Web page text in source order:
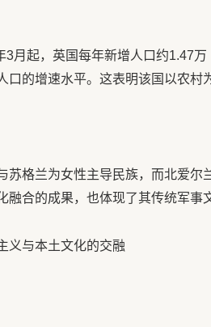
3月起，英国每年新增人口约1.47
口的增速水平。这表明该国以农村
苏格兰为女性主导民族，而北爱尔
融合的成果，也体现了其传统军事
义与本土文化的交融